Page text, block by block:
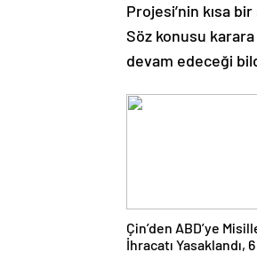
Projesi’nin kısa
Söz konusu
devam edeceği
Çin’den ABD’ye
İhracatı Yasaklandı,